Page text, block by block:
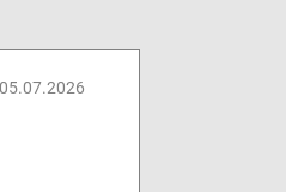
05.07.2026